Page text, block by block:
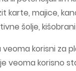
majice,
šolje,
korisni za
veoma korisno